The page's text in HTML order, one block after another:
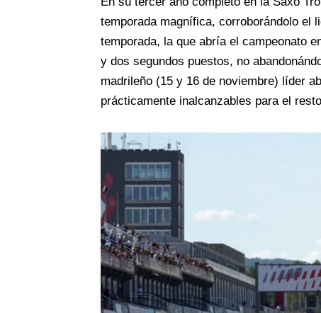
temporada magnífica, corroborándolo el
temporada, la que abría el campeonato
y dos segundos puestos, no
madrileño (15 y 16 de noviembre) líder
prácticamente inalcanzables para el